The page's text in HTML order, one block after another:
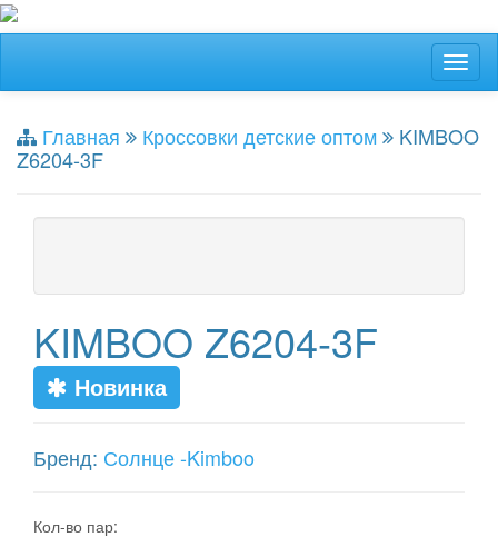
Главная Кроссовки детские оптом
KIMBOO
Z6204-3F
KIMBOO Z6204-3F
Новинка
Бренд: Солнце -Kimboo
Кол-во пар: